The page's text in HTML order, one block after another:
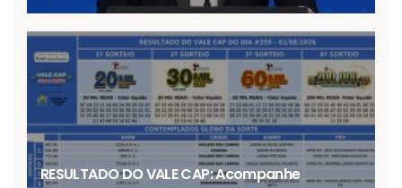
RESULTADO DO VALE CAP: Acompanhe